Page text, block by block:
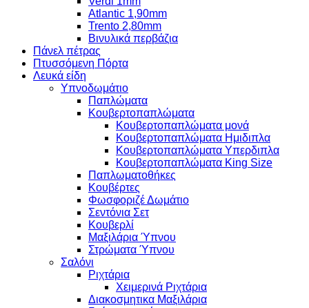
Atlantic 1,90mm
Trento 2,80mm
Βινυλικά περβάζια
Πάνελ πέτρας
Πτυσσόμενη Πόρτα
Λευκά είδη
Υπνοδωμάτιο
Παπλώματα
Κουβερτοπαπλώματα
Κουβερτοπαπλώματα μονά
Κουβερτοπαπλώματα Ημιδιπλα
Κουβερτοπαπλώματα Υπερδιπλα
Κουβερτοπαπλώματα King Size
Παπλωματοθήκες
Κουβέρτες
Φωσφοριζέ Δωμάτιο
Σεντόνια Σετ
Κουβερλί
Μαξιλάρια Ύπνου
Στρώματα Ύπνου
Σαλόνι
Ριχτάρια
Χειμερινά Ριχτάρια
Διακοσμητικα Μαξιλάρια